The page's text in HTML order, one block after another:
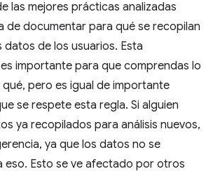
las mejores prácticas analizadas
de documentar para qué se recopilan
de los usuarios. Esta
importante para que comprendas lo
pero es igual de importante
se respete esta regla. Si alguien
ya recopilados para análisis nuevos,
ya que los datos no se
eso. Esto se ve afectado por otros